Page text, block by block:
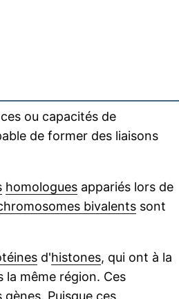
ou capacités de
de former des liaisons
homologues appariés lors de
bivalents sont
d'histones, qui ont à la
la même région. Ces
gènes. Puisque ces